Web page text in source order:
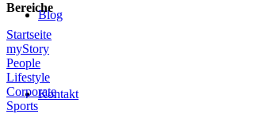
Blog
Kontakt
Bereiche
Startseite
myStory
People
Lifestyle
Corporate
Sports